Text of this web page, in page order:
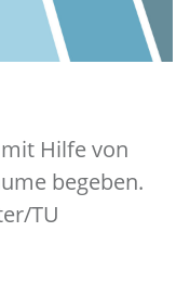
Hilfe von
begeben.
TU